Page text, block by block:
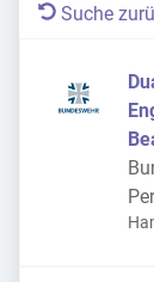
Suche